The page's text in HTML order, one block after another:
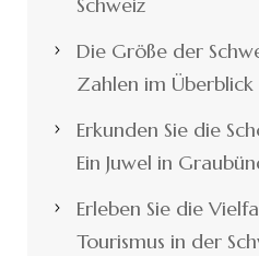
Die Größe der
Zahlen im Überblick
Erkunden Sie die
Ein Juwel in
Erleben Sie die
Tourismus in der